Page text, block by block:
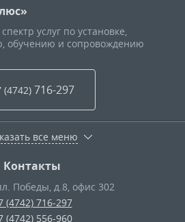
услуг по установке,
обучению и сопровождению
(4742) 716-297
все меню
Контакты
Победы, д.8, офис 302
(4742) 716-297
(4742) 556-960